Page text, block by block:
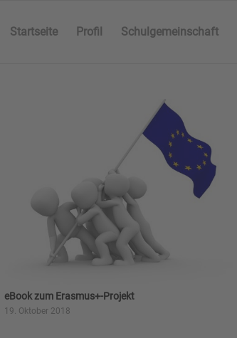
Startseite Profil Schulgemeinschaft
eBook zum Erasmus+-Projekt
19. Oktober 2018